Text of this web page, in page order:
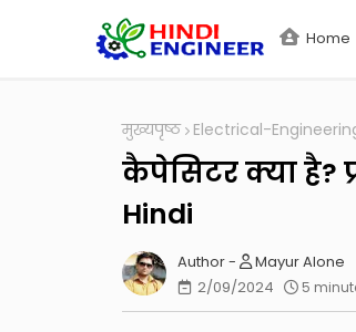
Home
मुख्यपृष्ठ Electrical-
कैपेसिटर क्या है?
Hindi
Mayur Alone
2/09/2024
5